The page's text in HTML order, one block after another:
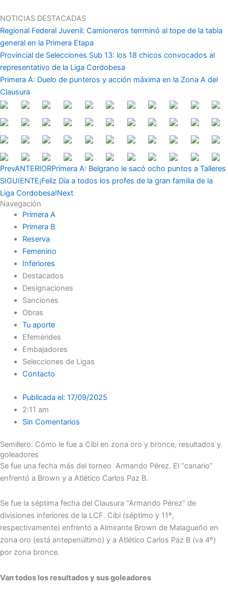
al
contenido
NOTICIAS DESTACADAS
Regional Federal Juvenil: Camioneros terrminó al tope de la tabla
general en la Primera Etapa
Provincial de Selecciones Sub 13: los 18 chicos convocados al
representativo de la Liga Cordobesa
Primera A: Duelo de punteros y acción máxima en la Zona A del
Clausura
PrevANTERIORPrimera A: Belgrano le sacó ocho puntos a Talleres
SIGUIENTE¡Feliz Día a todos los profes de la gran familia de la
Liga Cordobesa!Next
Navegación
Primera A
Primera B
Reserva
Femenino
Inferiores
Destacados
Designaciones
Sanciones
Obras
Tu aporte
Efemérides
Embajadores
Selecciones de Ligas
Contacto
Publicada el: 17/09/2025
2:11 am
Sin Comentarios
Semillero: Cómo le fue a Cibi en zona oro y bronce, resultados y
goleadores
Se fue una fecha más del torneo Armando Pérez. El “canario”
enfrentó a Brown y a Atlético Carlos Paz B.
Se fue la séptima fecha del Clausura “Armando Pérez” de
divisiones inferiores de la LCF. Cibi (séptimo y 11º,
respectivamente) enfrentó a Almirante Brown de Malagueño en
zona oro (está antepenúltimo) y a Atlético Carlos Paz B (va 4º)
por zona bronce.
Van todos los resultados y sus goleadores